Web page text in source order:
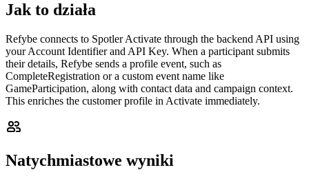
Jak to działa
Refybe connects to Spotler Activate through the backend API using
your Account Identifier and API Key. When a participant submits
their details, Refybe sends a profile event, such as
CompleteRegistration or a custom event name like
GameParticipation, along with contact data and campaign context.
This enriches the customer profile in Activate immediately.
Natychmiastowe wyniki